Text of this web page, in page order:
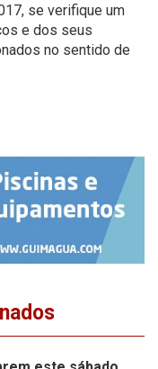
se verifique um
e dos seus
no sentido de